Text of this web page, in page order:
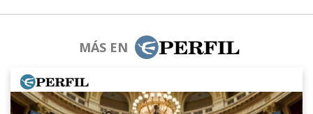
MÁS EN